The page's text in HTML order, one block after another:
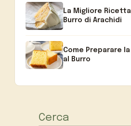
La Migliore
Burro di Arachidi
Come Preparare
al Burro
Cerca